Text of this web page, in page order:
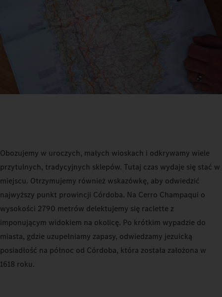
Obozujemy w uroczych, małych wioskach i odkrywamy wiele
przytulnych, tradycyjnych sklepów. Tutaj czas wydaje się stać w
miejscu. Otrzymujemy również wskazówkę, aby odwiedzić
najwyższy punkt prowincji Córdoba. Na Cerro Champaqui o
wysokości 2790 metrów delektujemy się raclette z
imponującym widokiem na okolicę. Po krótkim wypadzie do
miasta, gdzie uzupełniamy zapasy, odwiedzamy jezuicką
posiadłość na północ od Córdoba, która została założona w
1618 roku.